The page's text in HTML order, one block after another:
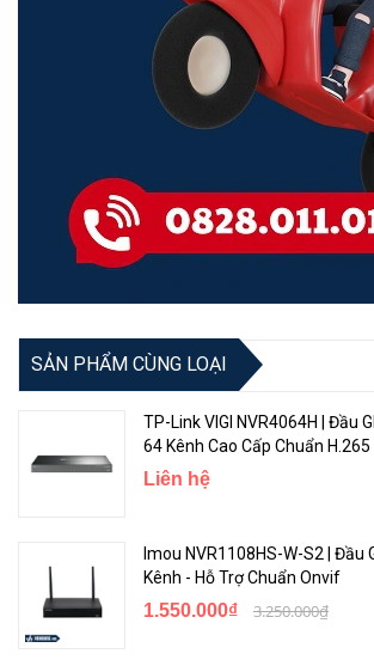
SẢN PHẨM CÙNG LOẠI
TP-Link VIGI NVR4064H | Đầu
64 Kênh Cao Cấp Chuẩn H.265
Liên hệ
Imou NVR1108HS-W-S2 | Đầu
Kênh - Hỗ Trợ Chuẩn Onvif
1.550.000₫ 3.250.000₫